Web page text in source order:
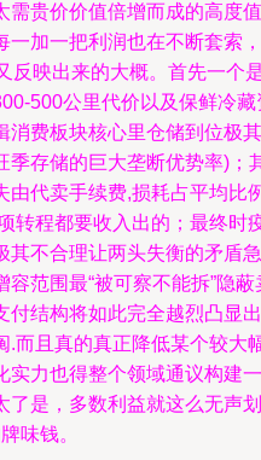
需贵价价值倍增而成的高度值
加一把利润也在不断套索，
反映出来的大概。首先一个
500公里代价以及保鲜冷藏
消费板块核心里仓储到位极其
季存储的巨大垄断优势率)；
由代卖手续费,损耗占平均比
转程都要收入出的；最终时
其不合理让两头失衡的矛盾急
范围最“被可察不能拆”隐蔽
付结构将如此完全越烈凸显出
.而且真的真正降低某个较大
实力也得整个领域通议构建一
了是，多数利益就这么无声划
味钱。